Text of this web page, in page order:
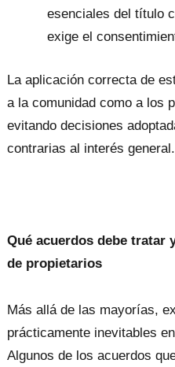
esenciales del título
exige el
La aplicación correcta de
a la comunidad como a los
evitando decisiones
contrarias al interés general.
Qué acuerdos debe tratar
de propietarios
Más allá de las mayorías,
prácticamente inevitables
Algunos de los acuerdos